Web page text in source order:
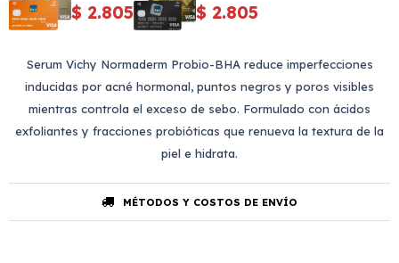
$ 2.805 $ 2.805
Serum Vichy Normaderm Probio-BHA reduce imperfecciones
inducidas por acné hormonal, puntos negros y poros visibles
mientras controla el exceso de sebo. Formulado con ácidos
exfoliantes y fracciones probióticas que renueva la textura de la
piel e hidrata.
MÉTODOS Y COSTOS DE ENVÍO